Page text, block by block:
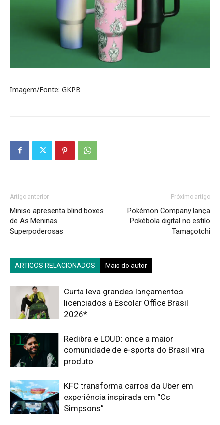
Imagem/Fonte: GKPB
Artigo anterior
Miniso apresenta blind boxes
de As Meninas
Superpoderosas
Próximo artigo
Pokémon Company lança
Pokébola digital no estilo
Tamagotchi
ARTIGOS RELACIONADOS Mais do autor
Curta leva grandes lançamentos
licenciados à Escolar Office Brasil
2026*
Redibra e LOUD: onde a maior
comunidade de e-sports do Brasil vira
produto
KFC transforma carros da Uber em
experiência inspirada em “Os
Simpsons”